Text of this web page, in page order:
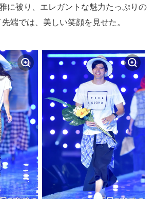
に被り、エレガントな魅力たっぷりの
端では、美しい笑顔を見せた。